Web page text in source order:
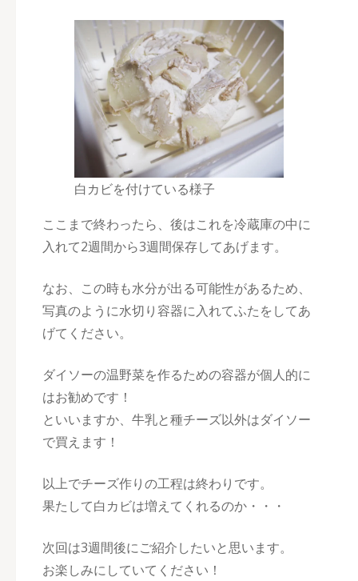
白カビを付けている様子
ここまで終わったら、後はこれを冷蔵庫の中に
入れて2週間から3週間保存してあげます。
なお、この時も水分が出る可能性があるため、
写真のように水切り容器に入れてふたをしてあ
げてください。
ダイソーの温野菜を作るための容器が個人的に
はお勧めです！
といいますか、牛乳と種チーズ以外はダイソー
で買えます！
以上でチーズ作りの工程は終わりです。
果たして白カビは増えてくれるのか・・・
次回は3週間後にご紹介したいと思います。
お楽しみにしていてください！